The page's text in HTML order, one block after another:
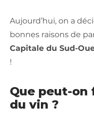
Aujourd’hui, on a
bonnes raisons de
Capitale du Sud-
!
Que peut-on
du vin ?